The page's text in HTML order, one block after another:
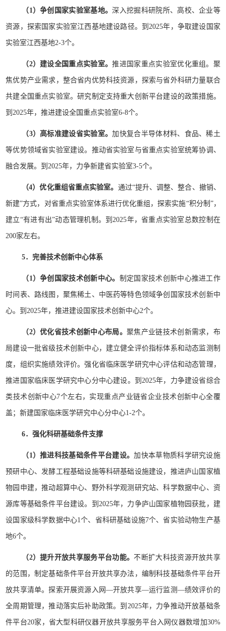
（1）争创国家实验室基地。深入挖掘科研院所、高校、企业等
资源，探索国家实验室江西基地建设路径。到2025年，争取建设国家
实验室江西基地2-3个。
（2）建设全国重点实验室。推进国家重点实验室优化重组。聚
焦优势产业需求，整合省内优势科技资源，探索与省外科研力量联合
共建全国重点实验室。研究制定支持重大创新平台建设的政策措施。
到2025年，推进建设全国重点实验室6-8个。
（3）高标准建设省实验室。加快复合半导体材料、食品、稀土
等优势领域省实验室建设。推动省实验室与省重点实验室统筹协调、
融合发展。到2025年，力争新建省实验室3-5个。
（4）优化重组省重点实验室。 通过“提升、调整、整合、撤销、
新建”方式，对省重点实验室体系进行优化重组，探索实施“积分制”，
建立“有进有出”动态管理机制。到2025年，省重点实验室总数控制在
200家左右。
5．完善技术创新中心体系
（1）争创国家技术创新中心。 制定国家技术创新中心推进工作
时间表、路线图，聚焦稀土、中医药等特色领域争创国家技术创新中
心。到2025年，推进建设国家技术创新中心2个。
（2）优化省技术创新中心布局。 聚焦产业链技术创新需求，布
局建设一批省级技术创新中心，建立健全评价指标体系和动态监测制
度，组织实施绩效评价。强化省临床医学研究中心评估和动态管理，
推进国家临床医学研究中心分中心建设。到2025年，力争建设省综合
类技术创新中心7个左右，实现重点产业链省企业技术创新中心全覆
盖；新建国家临床医学研究中心分中心1-2个。
6．强化科研基础条件支撑
（1）推进科技基础条件平台建设。加快本草物质科学研究设施
预研中心、发酵工程基础设施等科研基础设施建设，推进庐山国家植
物园申建，推动超算中心、野外科学观测研究站、科学数据中心、资
源库等基础条件平台建设。到2025年，力争庐山国家植物园获批，建
设国家级科学数据中心1个、省科研基础设施7个、省实验动物生产基
地6个。
（2）提升开放共享服务平台功能。不断扩大科技资源开放共享
的范围，制定基础条件平台开放共享办法，编制科技基础条件平台开
放共享清单。探索开展资源入网—开放共享—运行监测—绩效评价的
全周期管理，推动落实后补助政策。到2025年，力争推动开放基础条
件平台20家，省大型科研仪器开放共享服务平台入网仪器数增加30%